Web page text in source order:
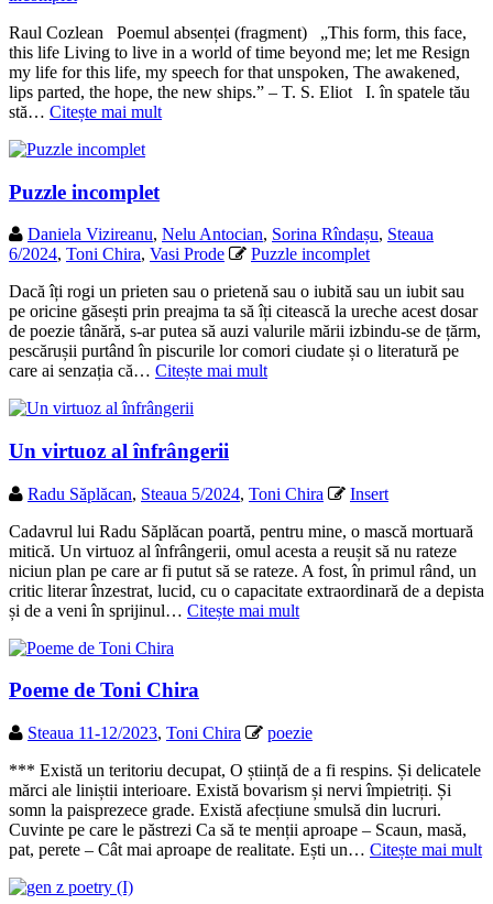
Raul Cozlean Poemul absenței (fragment) „This form, this face,
this life Living to live in a world of time beyond me; let me Resign
my life for this life, my speech for that unspoken, The awakened,
lips parted, the hope, the new ships.” – T. S. Eliot I. în spatele tău
stă… Citește mai mult
Puzzle incomplet
Daniela Vizireanu, Nelu Antocian, Sorina Rîndașu, Steaua
6/2024, Toni Chira, Vasi Prode
Puzzle incomplet
Dacă îți rogi un prieten sau o prietenă sau o iubită sau un iubit sau
pe oricine găsești prin preajma ta să îți citească la ureche acest dosar
de poezie tânără, s-ar putea să auzi valurile mării izbindu-se de țărm,
pescărușii purtând în piscurile lor comori ciudate și o literatură pe
care ai senzația că… Citește mai mult
Un virtuoz al înfrângerii
Radu Săplăcan, Steaua 5/2024, Toni Chira
Insert
Cadavrul lui Radu Săplăcan poartă, pentru mine, o mască mortuară
mitică. Un virtuoz al înfrângerii, omul acesta a reușit să nu rateze
niciun plan pe care ar fi putut să se rateze. A fost, în primul rând, un
critic literar înzestrat, lucid, cu o capacitate extraordinară de a depista
și de a veni în sprijinul… Citește mai mult
Poeme de Toni Chira
Steaua 11-12/2023, Toni Chira
poezie
*** Există un teritoriu decupat, O știință de a fi respins. Și delicatele
mărci ale liniștii interioare. Există bovarism și nervi împietriți. Și
somn la paisprezece grade. Există afecțiune smulsă din lucruri.
Cuvinte pe care le păstrezi Ca să te menții aproape – Scaun, masă,
pat, perete – Cât mai aproape de realitate. Ești un… Citește mai mult